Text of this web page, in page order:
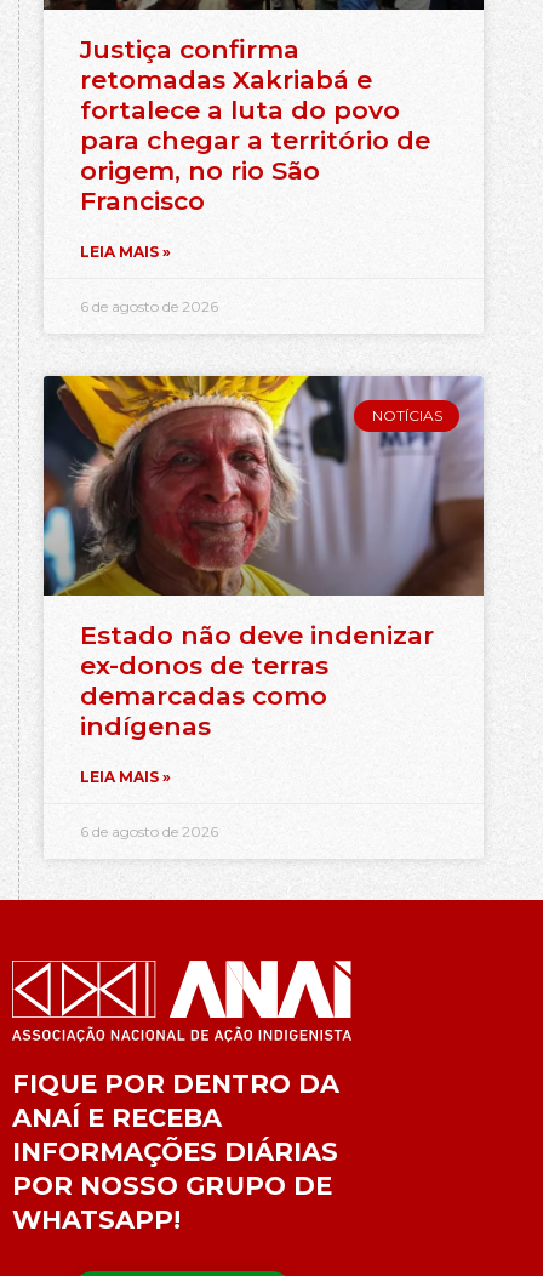
Justiça confirma
retomadas Xakriabá e
fortalece a luta do povo
para chegar a território de
origem, no rio São
Francisco
LEIA MAIS »
6 de agosto de 2026
NOTÍCIAS
Estado não deve indenizar
ex-donos de terras
demarcadas como
indígenas
LEIA MAIS »
6 de agosto de 2026
FIQUE POR DENTRO DA
ANAÍ E RECEBA
INFORMAÇÕES DIÁRIAS
POR NOSSO GRUPO DE
WHATSAPP!